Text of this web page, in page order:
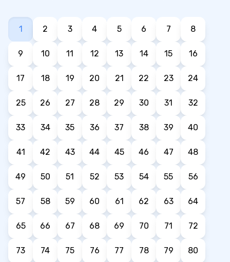
1 2 3 4 5 6 7 8
9 10 11 12 13 14 15 16
17 18 19 20 21 22 23 24
25 26 27 28 29 30 31 32
33 34 35 36 37 38 39 40
41 42 43 44 45 46 47 48
49 50 51 52 53 54 55 56
57 58 59 60 61 62 63 64
65 66 67 68 69 70 71 72
73 74 75 76 77 78 79 80